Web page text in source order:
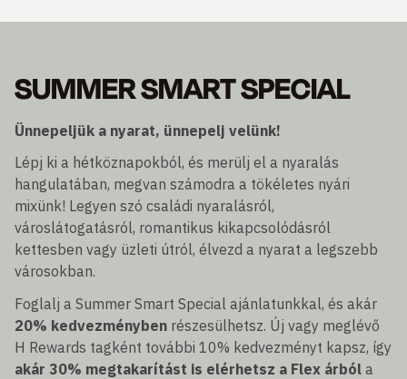
SUMMER SMART SPECIAL
Ünnepeljük a nyarat, ünnepelj velünk!
Lépj ki a hétköznapokból, és merülj el a nyaralás
hangulatában, megvan számodra a tökéletes nyári
mixünk! Legyen szó családi nyaralásról,
városlátogatásról, romantikus kikapcsolódásról
kettesben vagy üzleti útról, élvezd a nyarat a legszebb
városokban.
Foglalj a Summer Smart Special ajánlatunkkal, és akár
20% kedvezményben részesülhetsz. Új vagy meglévő
H Rewards tagként további 10% kedvezményt kapsz, így
akár 30% megtakarítást is elérhetsz a Flex árból a